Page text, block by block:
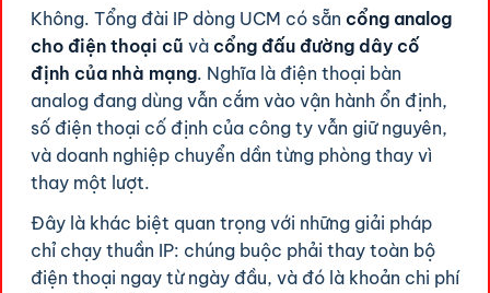
Không. Tổng đài IP dòng UCM có sẵn cổng analog
cho điện thoại cũ và cổng đấu đường dây cố
định của nhà mạng. Nghĩa là điện thoại bàn
analog đang dùng vẫn cắm vào vận hành ổn định,
số điện thoại cố định của công ty vẫn giữ nguyên,
và doanh nghiệp chuyển dần từng phòng thay vì
thay một lượt.
Đây là khác biệt quan trọng với những giải pháp
chỉ chạy thuần IP: chúng buộc phải thay toàn bộ
điện thoại ngay từ ngày đầu, và đó là khoản chi phí